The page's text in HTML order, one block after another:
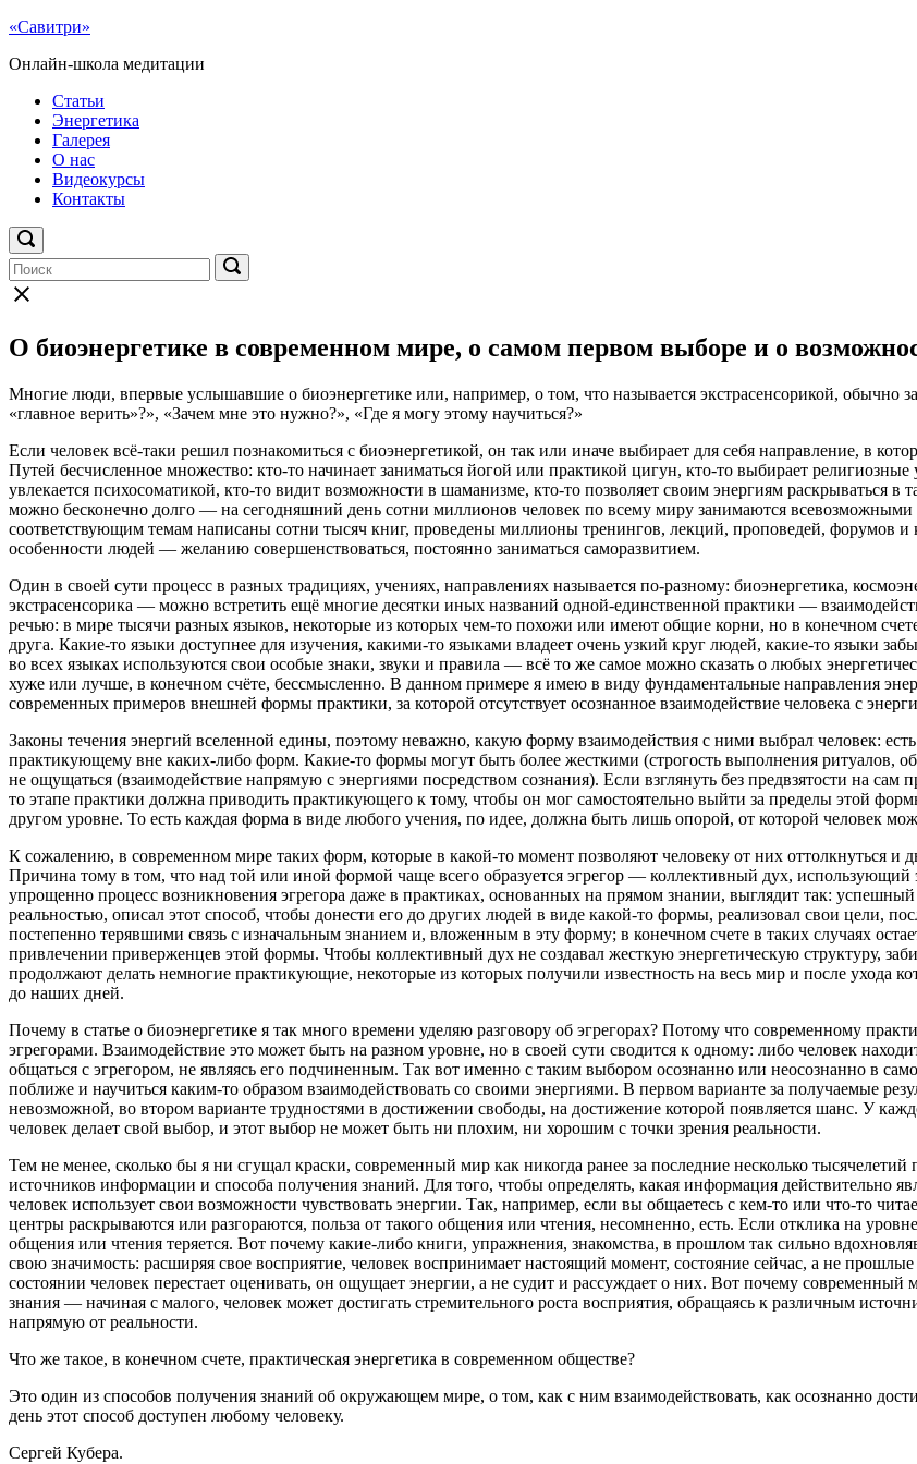
Перейти
содержимому
«Савитри»
Онлайн-школа медитации
МенюСтатьи
Энергетика
Галерея
О нас
Видеокурсы
Контакты
Открыть
панель
поиска
Поиск:
Поиск: Поиск
Закрыть
О биоэнергетике в современном мире, о самом первом выборе и о
Многие люди, впервые услышавшие о биоэнергетике или, например, о том, что называется экстрасенсорикой, обычно
«главное верить»?», «Зачем мне это нужно?», «Где я могу этому научиться?»
Если человек всё-таки решил познакомиться с биоэнергетикой, он так или иначе выбирает для себя направление, в
Путей бесчисленное множество: кто-то начинает заниматься йогой или практикой цигун, кто-то выбирает
увлекается психосоматикой, кто-то видит возможности в шаманизме, кто-то позволяет своим энергиям раскрываться
можно бесконечно долго — на сегодняшний день сотни миллионов человек по всему миру занимаются
соответствующим темам написаны сотни тысяч книг, проведены миллионы тренингов, лекций, проповедей, форумов и
особенности людей — желанию совершенствоваться, постоянно заниматься саморазвитием.
Один в своей сути процесс в разных традициях, учениях, направлениях называется по-разному: биоэнергетика,
экстрасенсорика — можно встретить ещё многие десятки иных названий одной-единственной практики —
речью: в мире тысячи разных языков, некоторые из которых чем-то похожи или имеют общие корни, но в конечном
друга. Какие-то языки доступнее для изучения, какими-то языками владеет очень узкий круг людей, какие-то языки
во всех языках используются свои особые знаки, звуки и правила — всё то же самое можно сказать о любых
хуже или лучше, в конечном счёте, бессмысленно. В данном примере я имею в виду фундаментальные направления
современных примеров внешней формы практики, за которой отсутствует осознанное взаимодействие человека с
Законы течения энергий вселенной едины, поэтому неважно, какую форму взаимодействия с ними выбрал человек:
практикующему вне каких-либо форм. Какие-то формы могут быть более жесткими (строгость выполнения ритуалов,
не ощущаться (взаимодействие напрямую с энергиями посредством сознания). Если взглянуть без предвзятости на
то этапе практики должна приводить практикующего к тому, чтобы он мог самостоятельно выйти за пределы этой
другом уровне. То есть каждая форма в виде любого учения, по идее, должна быть лишь опорой, от которой человек
К сожалению, в современном мире таких форм, которые в какой-то момент позволяют человеку от них оттолкнуться и
Причина тому в том, что над той или иной формой чаще всего образуется эгрегор — коллективный дух,
упрощенно процесс возникновения эгрегора даже в практиках, основанных на прямом знании, выглядит так:
реальностью, описал этот способ, чтобы донести его до других людей в виде какой-то формы, реализовал свои цели,
постепенно терявшими связь с изначальным знанием и, вложенным в эту форму; в конечном счете в таких случаях
привлечении приверженцев этой формы. Чтобы коллективный дух не создавал жесткую энергетическую структуру,
продолжают делать немногие практикующие, некоторые из которых получили известность на весь мир и после ухода
до наших дней.
Почему в статье о биоэнергетике я так много времени уделяю разговору об эгрегорах? Потому что современному
эгрегорами. Взаимодействие это может быть на разном уровне, но в своей сути сводится к одному: либо человек
общаться с эгрегором, не являясь его подчиненным. Так вот именно с таким выбором осознанно или неосознанно в
поближе и научиться каким-то образом взаимодействовать со своими энергиями. В первом варианте за получаемые
невозможной, во втором варианте трудностями в достижении свободы, на достижение которой появляется шанс. У
человек делает свой выбор, и этот выбор не может быть ни плохим, ни хорошим с точки зрения реальности.
Тем не менее, сколько бы я ни сгущал краски, современный мир как никогда ранее за последние несколько
источников информации и способа получения знаний. Для того, чтобы определять, какая информация действительно
человек использует свои возможности чувствовать энергии. Так, например, если вы общаетесь с кем-то или что-то
центры раскрываются или разгораются, польза от такого общения или чтения, несомненно, есть. Если отклика на
общения или чтения теряется. Вот почему какие-либо книги, упражнения, знакомства, в прошлом так сильно
свою значимость: расширяя свое восприятие, человек воспринимает настоящий момент, состояние сейчас, а не
состоянии человек перестает оценивать, он ощущает энергии, а не судит и рассуждает о них. Вот почему
знания — начиная с малого, человек может достигать стремительного роста восприятия, обращаясь к различным
напрямую от реальности.
Что же такое, в конечном счете, практическая энергетика в современном обществе?
Это один из способов получения знаний об окружающем мире, о том, как с ним взаимодействовать, как осознанно
день этот способ доступен любому человеку.
Сергей Кубера.